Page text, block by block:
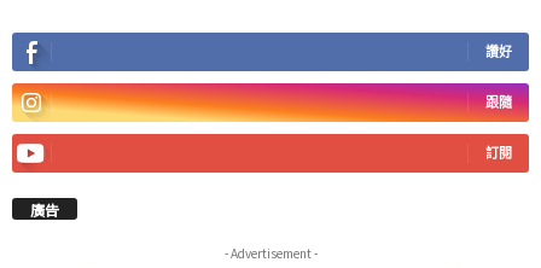
讚好
跟隨
訂閱
廣告
- Advertisement -